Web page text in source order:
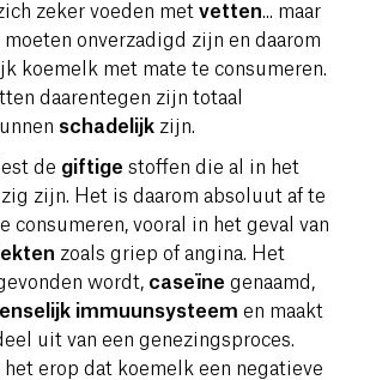
zeker voeden met vetten... maar
moeten onverzadigd zijn en daarom
koemelk met mate te consumeren.
daarentegen zijn totaal
schadelijk zijn.
de giftige stoffen die al in het
zijn. Het is daarom absoluut af te
consumeren, vooral in het geval van
zoals griep of angina. Het
wordt, caseïne genaamd,
immuunsysteem en maakt
uit van een genezingsproces.
het erop dat koemelk een negatieve